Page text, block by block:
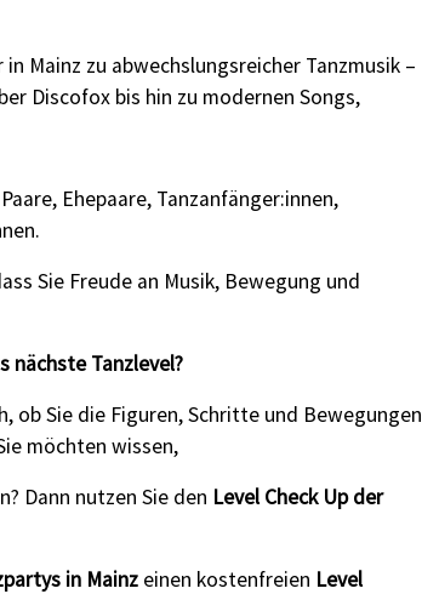
Mainz zu abwechslungsreicher Tanzmusik –
Discofox bis hin zu modernen Songs,
Ehepaare, Tanzanfänger:innen,
Sie Freude an Musik, Bewegung und
nächste Tanzlevel?
ob Sie die Figuren, Schritte und Bewegungen
möchten wissen,
Dann nutzen Sie den Level Check Up der
in Mainz einen kostenfreien Level